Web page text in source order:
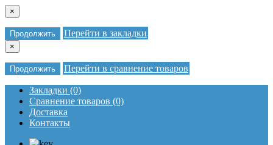
×
Продолжить Перейти в закладки
×
Продолжить Перейти в сравнение товаров
Закладки (0)
Сравнение товаров (0)
Доставка
Контакты